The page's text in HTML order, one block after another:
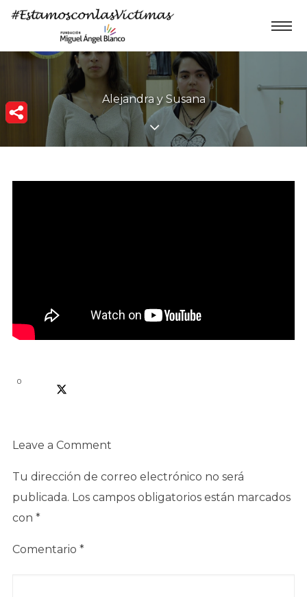
Alejandra y Susana
0
Leave a Comment
Tu dirección de correo electrónico no será
publicada. Los campos obligatorios están marcados
con *
Comentario *